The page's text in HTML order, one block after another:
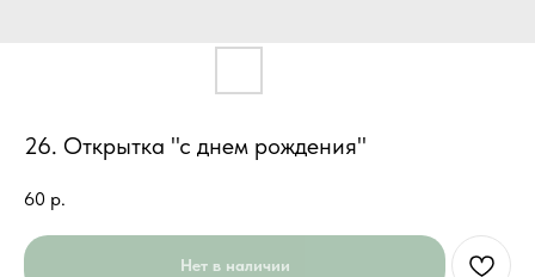
26. Открытка "с днем рождения"
60 р.
Нет в наличии